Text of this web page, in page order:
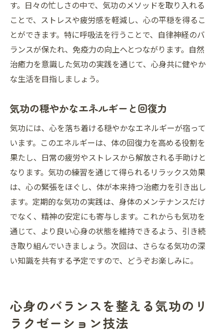
す。日々の忙しさの中で、気功のメソッドを取り入れる
ことで、ストレスや疲労感を軽減し、心の平穏を得るこ
とができます。特に呼吸法を行うことで、自律神経のバ
ランスが保たれ、免疫力の向上へとつながります。自然
治癒力を意識した気功の実践を通じて、心身共に健やか
な生活を目指しましょう。
気功の穏やかなエネルギーと回復力
気功には、心を落ち着ける穏やかなエネルギーが宿って
います。このエネルギーは、体の回復力を高める役割を
果たし、日常の疲労やストレスから解放される手助けと
なります。気功の練習を通じて得られるリラックス効果
は、心の緊張をほぐし、体が本来持つ治癒力を引き出し
ます。定期的な気功の実践は、身体のメンテナンスだけ
でなく、精神の安定にも寄与します。これからも気功を
通じて、より良い心身の状態を維持できるよう、引き続
き取り組んでいきましょう。次回は、さらなる気功の深
い知識を共有する予定ですので、どうぞお楽しみに。
心身のバランスを整える気功のリ
ラクゼーション技法